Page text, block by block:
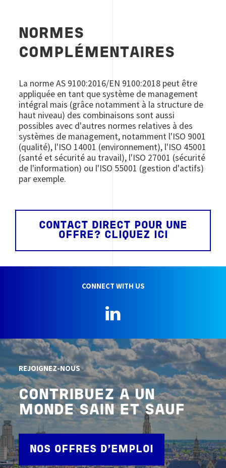
NORMES
COMPLÉMENTAIRES
La norme AS 9100:2016/EN 9100:2018 peut être
appliquée en tant que système de management
intégral mais (grâce notamment à la structure de
haut niveau) des combinaisons sont aussi
possibles avec d'autres normes relatives à des
systèmes de management, notamment l'ISO 9001
(qualité), l'ISO 14001 (environnement), l'ISO 45001
(santé et sécurité au travail), l'ISO 27001 (sécurité
de l'information) ou l'ISO 55001 (gestion d'actifs)
par exemple.
CONTACT DIRECT POUR UNE
OFFRE? CLIQUEZ ICI
CONNECT WITH US
REJOIGNEZ-NOUS
CONTRIBUEZ A UN
MONDE SAIN ET SAUF
NOS OFFRES D'EMPLOI